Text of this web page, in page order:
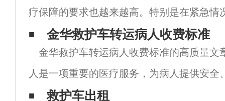
疗保障的要求也越来越高。特别是在紧急情
救治是至
金华救护车转运病人收费标准
金华救护车转运病人收费标准的高质量文
人是一项重要的医疗服务，为病人提供安全
务。然而，金华救护车转运病人的费用一直
救护车出租